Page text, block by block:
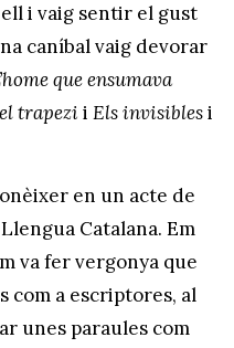
i vaig sentir el gust
caníbal vaig devorar
que ensumava
trapezi i Els invisiblesi
en un acte de
Catalana. Em
va fer vergonya que
com a escriptores, al
unes paraules com